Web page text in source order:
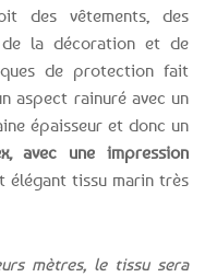
des vêtements, des
de la décoration et de
de protection fait
aspect rainuré avec un
épaisseur et donc un
avec une impression
élégant tissu marin très
mètres, le tissu sera